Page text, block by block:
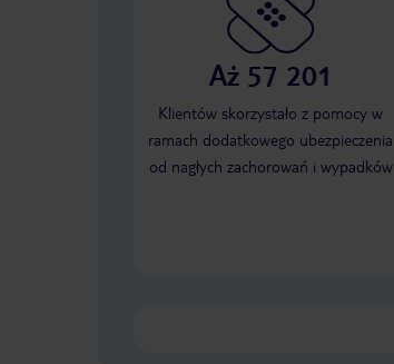
Aż 57 201
Klientów skorzystało z pomocy w
ramach dodatkowego ubezpieczenia
od nagłych zachorowań i wypadków